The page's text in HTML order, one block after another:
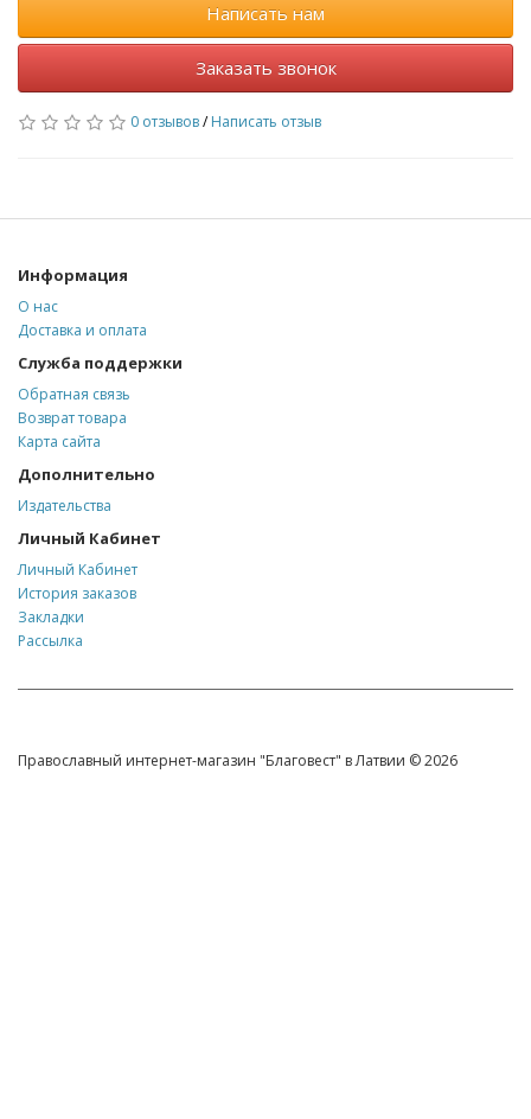
Написать нам
Заказать звонок
0 отзывов/Написать отзыв
Информация
О нас
Доставка и оплата
Служба поддержки
Обратная связь
Возврат товара
Карта сайта
Дополнительно
Издательства
Личный Кабинет
Личный Кабинет
История заказов
Закладки
Рассылка
Православный интернет-магазин "Благовест" в Латвии © 2026